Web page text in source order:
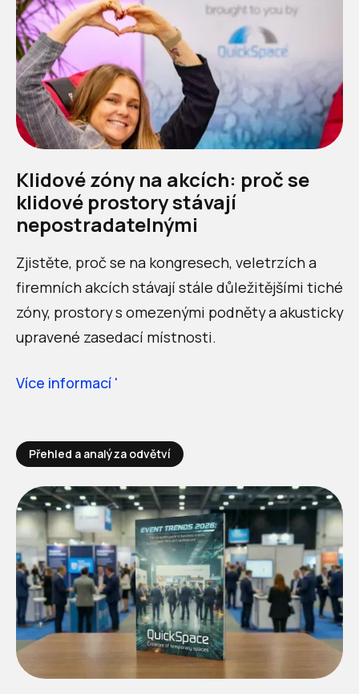
Klidové zóny na akcích: proč se
klidové prostory stávají
nepostradatelnými
Zjistěte, proč se na kongresech, veletrzích a
firemních akcích stávají stále důležitějšími tiché
zóny, prostory s omezenými podněty a akusticky
upravené zasedací místnosti.
Více informací '
Přehled a analýza odvětví